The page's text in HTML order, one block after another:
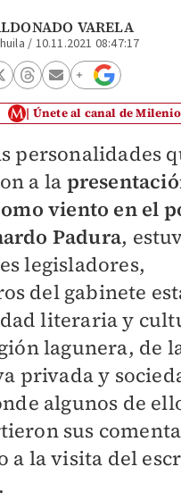
VARELA
/ 10.11.2021 08:47:17
Únete al canal de Milenio
personalidades
a la
viento en el
Padura,
legisladores,
del gabinete
literaria y
lagunera, de
privada y
algunos de
sus
a la visita del